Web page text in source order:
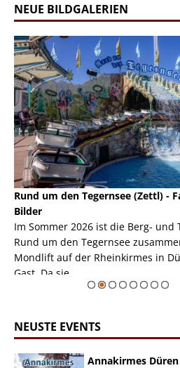
NEUE BILDGALERIEN
Rund um den Tegernsee (Zettl) -
Bilder
Im Sommer 2026 ist die Berg- und
Rund um den Tegernsee
Mondlift auf der Rheinkirmes in
Gast. Da sie ...
NEUSTE EVENTS
Annakirmes Düren